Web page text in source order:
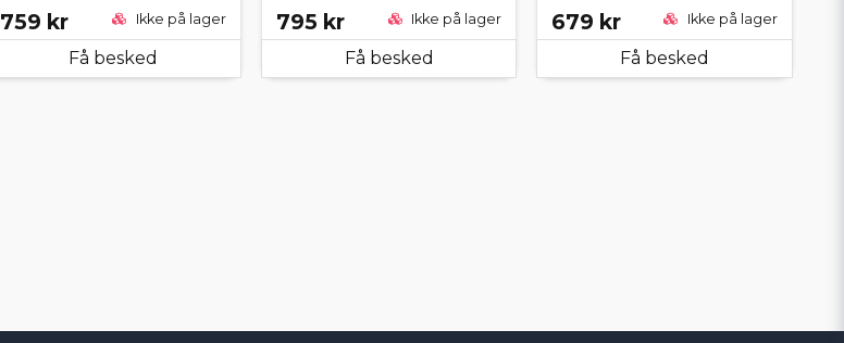
759 kr Ikke på lager
Få besked
795 kr Ikke på lager
Få besked
679 kr Ikke på lager
Få besked